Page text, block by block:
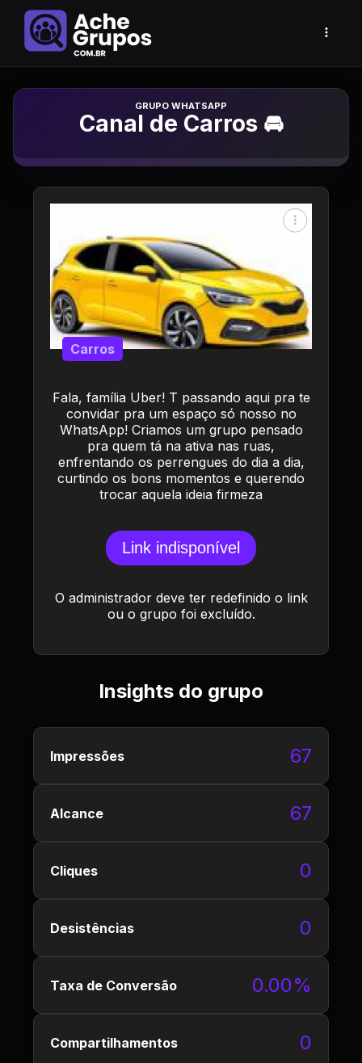
Grupo de Whatsapp
Canal de Carros 🚘
Fala, família Uber! T passando aqui pra te
convidar pra um espaço só nosso no
WhatsApp! Criamos um grupo pensado
pra quem tá na ativa nas ruas,
enfrentando os perrengues do dia a dia,
curtindo os bons momentos e querendo
trocar aquela ideia firmeza
Carros
Link indisponível
O administrador deve ter redefinido o link
ou o grupo foi excluído.
Insights do grupo
Impressões 67
Alcance 67
Cliques 0
Desistências 0
Taxa de Conversão 0.00%
Compartilhamentos 0